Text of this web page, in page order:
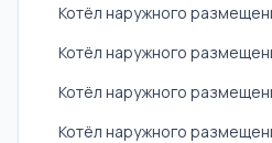
Котёл наружного
Котёл наружного
Котёл наружного
Котёл наружного